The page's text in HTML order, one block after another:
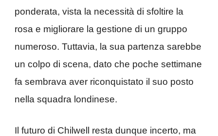
ponderata, vista la necessità di sfoltire la
rosa e migliorare la gestione di un gruppo
numeroso. Tuttavia, la sua partenza sarebbe
un colpo di scena, dato che poche settimane
fa sembrava aver riconquistato il suo posto
nella squadra londinese.
Il futuro di Chilwell resta dunque incerto, ma